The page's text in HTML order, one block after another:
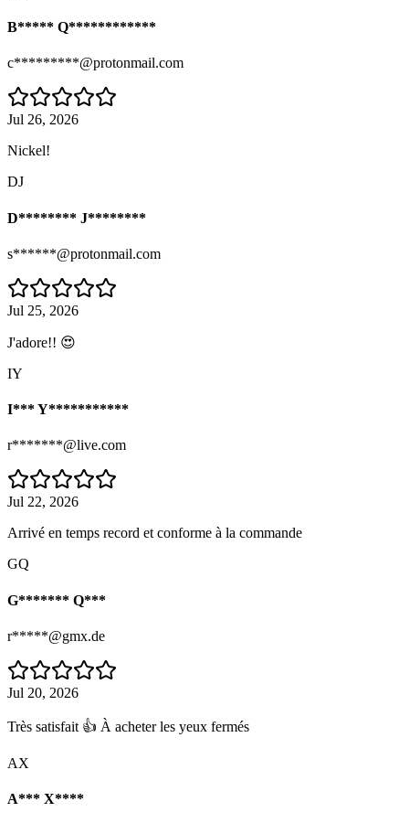
B***** Q************
c*********@protonmail.com
Jul 26, 2026
Nickel!
DJ
D******** J********
s******@protonmail.com
Jul 25, 2026
J'adore!! 😍
IY
I*** Y***********
r*******@live.com
Jul 22, 2026
Arrivé en temps record et conforme à la commande
GQ
G******* Q***
r*****@gmx.de
Jul 20, 2026
Très satisfait 👍 À acheter les yeux fermés
AX
A*** X****